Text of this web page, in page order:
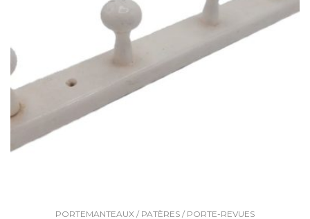
PORTEMANTEAUX / PATÈRES / PORTE-REVUES